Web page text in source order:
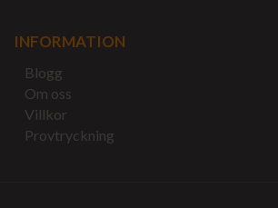
INFORMATION
Blogg
Om oss
Villkor
Provtryckning